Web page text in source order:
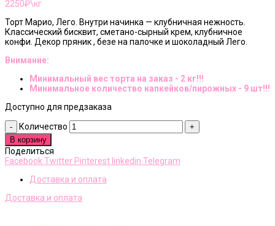
2250₽\кг
Торт Марио, Лего. Внутри начинка — клубничная нежность.
Классический бисквит, сметано-сырный крем, клубничное
конфи. Декор пряник , безе на палочке и шоколадный Лего.
Внимание:
Минимальный вес торта на заказ - 2 кг!!!
Минимальное количество капкейков/пирожных - 9 шт!!!
Доступно для предзаказа
Количество
В корзину
Поделиться
Facebook Twitter Pinterest linkedin Telegram
Доставка и оплата
Доставка и оплата